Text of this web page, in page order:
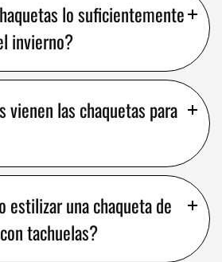
lo suficientemente
invierno?
vienen las chaquetas para
estilizar una chaqueta de
tachuelas?